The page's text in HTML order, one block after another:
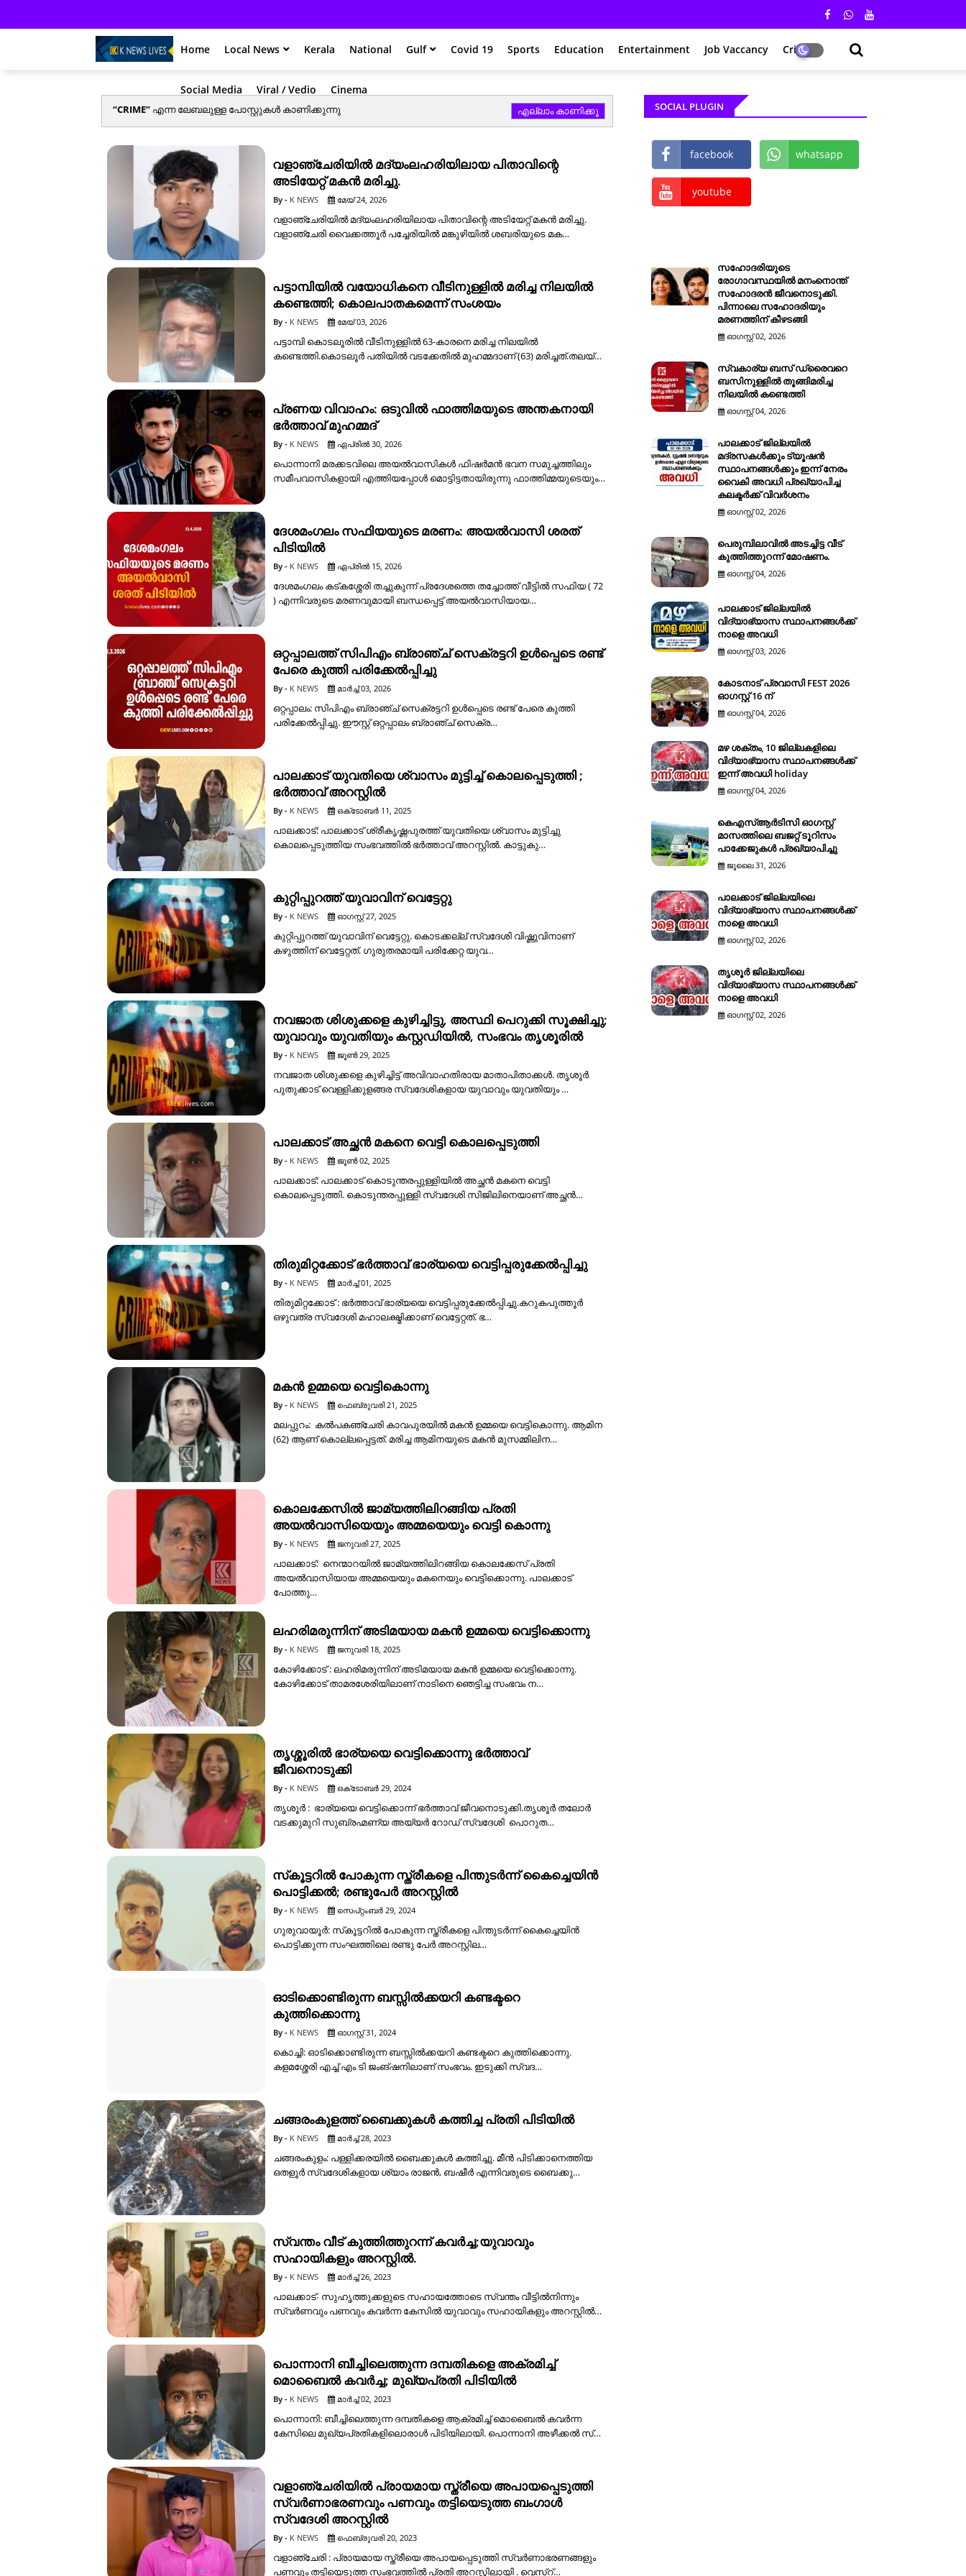
Home Local News Kerala National Gulf Covid 19 Sports Education Entertainment Job Vaccancy Crime
Social Media Viral / Vedio Cinema
CRIME എന്ന ലേബലുള്ള പോസ്റ്റുകൾ കാണിക്കുന്നു എല്ലാം കാണിക്കൂ
വളാഞ്ചേരിയിൽ മദ്യംലഹരിയിലായ പിതാവിന്റെ
അടിയേറ്റ് മകൻ മരിച്ചു.
K NEWS മേയ് 24, 2026
വളാഞ്ചേരിയിൽ മദ്യംലഹരിയിലായ പിതാവിന്റെ അടിയേറ്റ് മകൻ മരിച്ചു.
വളാഞ്ചേരി വൈക്കത്തൂർ പച്ചേരിയിൽ മങ്കുഴിയിൽ ശബരിയുടെ മക…
⁣പട്ടാമ്പിയിൽ വയോധികനെ വീടിനുള്ളിൽ മരിച്ച നിലയിൽ
കണ്ടെത്തി; കൊലപാതകമെന്ന് സംശയം
K NEWS മേയ് 03, 2026
പട്ടാമ്പി കൊടലൂരിൽ വീടിനുള്ളിൽ 63-കാരനെ മരിച്ച നിലയിൽ
കണ്ടെത്തി.കൊടലൂർ പതിയിൽ വടക്കേതിൽ മുഹമ്മദാണ് (63) മരിച്ചത്.തലയ്…
പ്രണയ വിവാഹം: ഒടുവിൽ ഫാത്തിമയുടെ അന്തകനായി
ഭർത്താവ് മുഹമ്മദ്
K NEWS ഏപ്രിൽ 30, 2026
പൊന്നാനി മരക്കടവിലെ അയൽവാസികൾ ഫിഷർമൻ ഭവന സമുച്ചത്തിലും
സമീപവാസികളായി എത്തിയപ്പോൾ മൊട്ടിട്ടതായിരുന്നു ഫാത്തിമ്മയുടെയും…
ദേശമംഗലം സഫിയയുടെ മരണം: അയൽവാസി ശരത്
പിടിയിൽ
K NEWS ഏപ്രിൽ 15, 2026
ദേശമംഗലം കട്കശ്ശേരി തച്ചുകുന്ന് പ്രദേശത്തെ തച്ചോത്ത് വീട്ടിൽ സഫിയ ( 72
) എന്നിവരുടെ മരണവുമായി ബന്ധപ്പെട്ട് അയൽവാസിയായ…
ഒറ്റപ്പാലത്ത് സിപിഎം ബ്രാഞ്ച് സെക്രട്ടറി ഉൾപ്പെടെ രണ്ട്
പേരെ കുത്തി പരിക്കേൽപ്പിച്ചു
K NEWS മാർച്ച് 03, 2026
ഒറ്റപ്പാലം: സിപിഎം ബ്രാഞ്ച് സെക്രട്ടറി ഉൾപ്പെടെ രണ്ട് പേരെ കുത്തി
പരിക്കേൽപ്പിച്ചു. ഈസ്റ്റ് ഒറ്റപ്പാലം ബ്രാഞ്ച് സെക്ര…
പാലക്കാട് യുവതിയെ ശ്വാസം മുട്ടിച്ച് കൊലപ്പെടുത്തി ;
ഭർത്താവ് അറസ്റ്റിൽ
K NEWS ഒക്‌ടോബർ 11, 2025
പാലക്കാട്: പാലക്കാട് ശ്രീകൃഷ്ണപുരത്ത് യുവതിയെ ശ്വാസം മുട്ടിച്ചു
കൊലപ്പെടുത്തിയ സംഭവത്തിൽ ഭർത്താവ് അറസ്റ്റിൽ. കാട്ടുകു…
കുറ്റിപ്പുറത്ത് യുവാവിന് വെട്ടേറ്റു
K NEWS ഓഗസ്റ്റ് 27, 2025
കുറ്റിപ്പുറത്ത് യുവാവിന് വെട്ടേറ്റു. കൊടക്കല്ല് സ്വദേശി വിഷ്ണുവിനാണ്
കഴുത്തിന് വെട്ടേറ്റത്. ഗുരുതരമായി പരിക്കേറ്റ യുവ…
നവജാത ശിശുക്കളെ കുഴിച്ചിട്ടു, അസ്ഥി പെറുക്കി സൂക്ഷിച്ചു;
യുവാവും യുവതിയും കസ്റ്റഡിയിൽ, സംഭവം തൃശൂരിൽ
K NEWS ജൂൺ 29, 2025
നവജാത ശിശുക്കളെ കുഴിച്ചിട്ട് അവിവാഹതിരായ മാതാപിതാക്കൾ. തൃശൂർ
പുതുക്കാട് വെള്ളിക്കുളങ്ങര സ്വദേശികളായ യുവാവും യുവതിയും …
പാലക്കാട് അച്ഛൻ മകനെ വെട്ടി കൊലപ്പെടുത്തി
K NEWS ജൂൺ 02, 2025
പാലക്കാട്: പാലക്കാട് കൊടുന്തരപ്പുള്ളിയിൽ അച്ഛൻ മകനെ വെട്ടി
കൊലപ്പെടുത്തി. കൊടുന്തരപ്പുള്ളി സ്വദേശി സിജിലിനെയാണ് അച്ഛൻ…
തിരുമിറ്റക്കോട് ഭർത്താവ് ഭാര്യയെ വെട്ടിപ്പരുക്കേൽപ്പിച്ചു
K NEWS മാർച്ച് 01, 2025
തിരുമിറ്റക്കോട് : ഭർത്താവ് ഭാര്യയെ വെട്ടിപ്പരുക്കേൽപ്പിച്ചു.കറുകപുത്തൂർ
ഒഴുവത്ര സ്വദേശി മഹാലക്ഷ്മിക്കാണ് വെട്ടേറ്റത്. ഭ…
മകൻ ഉമ്മയെ വെട്ടികൊന്നു
K NEWS ഫെബ്രുവരി 21, 2025
മലപ്പുറം: കൽപകഞ്ചേരി കാവപുരയിൽ മകൻ ഉമ്മയെ വെട്ടികൊന്നു. ആമിന
(62) ആണ് കൊല്ലപ്പെട്ടത്. മരിച്ച ആമിനയുടെ മകൻ മുസമ്മിലിന…
കൊലക്കേസിൽ ജാമ്യത്തിലിറങ്ങിയ പ്രതി
അയൽവാസിയെയും അമ്മയെയും വെട്ടി കൊന്നു
K NEWS ജനുവരി 27, 2025
പാലക്കാട്: നെന്മാറയിൽ ജാമ്യത്തിലിറങ്ങിയ കൊലക്കേസ് പ്രതി
അയൽവാസിയായ അമ്മയെയും മകനെയും വെട്ടിക്കൊന്നു. പാലക്കാട്
പോത്തു…
ലഹരിമരുന്നിന് അടിമയായ മകൻ ഉമ്മയെ വെട്ടിക്കൊന്നു
K NEWS ജനുവരി 18, 2025
കോഴിക്കോട് : ലഹരിമരുന്നിന് അടിമയായ മകൻ ഉമ്മയെ വെട്ടിക്കൊന്നു.
കോഴിക്കോട് താമരശേരിയിലാണ് നാടിനെ ഞെട്ടിച്ച സംഭവം ന…
തൃശ്ശൂരിൽ ഭാര്യയെ വെട്ടിക്കൊന്നു ഭർത്താവ്
ജീവനൊടുക്കി
K NEWS ഒക്‌ടോബർ 29, 2024
തൃശൂർ : ഭാര്യയെ വെട്ടിക്കൊന്ന് ഭര്‍ത്താവ് ജീവനൊടുക്കി.തൃശൂർ തലോർ
വടക്കുമുറി സുബ്രഹ്മണ്യ അയ്യര്‍ റോഡ് സ്വദേശി പൊറുത…
സ്‌കൂട്ടറില്‍ പോകുന്ന സ്ത്രീകളെ പിന്തുടര്‍ന്ന് കൈച്ചെയിന്‍
പൊട്ടിക്കല്‍; രണ്ടുപേര്‍ അറസ്റ്റില്‍
K NEWS സെപ്റ്റംബർ 29, 2024
ഗുരുവായൂര്‍: സ്‌കൂട്ടറില്‍ പോകുന്ന സ്ത്രീകളെ പിന്തുടര്‍ന്ന് കൈച്ചെയിന്‍
പൊട്ടിക്കുന്ന സംഘത്തിലെ രണ്ടു പേര്‍ അറസ്റ്റില…
ഓടിക്കൊണ്ടിരുന്ന ബസ്സിൽക്കയറി കണ്ടക്ടറെ
കുത്തിക്കൊന്നു
K NEWS ഓഗസ്റ്റ് 31, 2024
കൊച്ചി: ഓടിക്കൊണ്ടിരുന്ന ബസ്സിൽക്കയറി കണ്ടക്ടറെ കുത്തിക്കൊന്നു.
കളമശ്ശേരി എച്ച് എം ടി ജംങ്ഷനിലാണ് സംഭവം. ഇടുക്കി സ്വദ…
ചങ്ങരംകുളത്ത് ബൈക്കുകൾ കത്തിച്ച പ്രതി പിടിയിൽ
K NEWS മാർച്ച് 28, 2023
ചങ്ങരംകുളം: പള്ളിക്കരയിൽ ബൈക്കുകൾ കത്തിച്ചു. മീൻ പിടിക്കാനെത്തിയ
ഒതളൂർ സ്വദേശികളായ ശ്യാം രാജൻ, ബഷീർ എന്നിവരുടെ ബൈക്കു…
സ്വന്തം വീട് കുത്തിത്തുറന്ന് കവർച്ച;യുവാവും
സഹായികളും അറസ്റ്റിൽ.
K NEWS മാർച്ച് 26, 2023
പാലക്കാട്∙ സുഹൃത്തുക്കളുടെ സഹായത്തോടെ സ്വന്തം വീട്ടിൽനിന്നും
സ്വർണവും പണവും കവർന്ന കേസിൽ യുവാവും സഹായികളും അറസ്റ്റിൽ…
പൊന്നാനി ബീച്ചിലെത്തുന്ന ദമ്പതികളെ അക്രമിച്ച്
മൊബൈൽ കവർച്ച; മുഖ്യപ്രതി പിടിയിൽ
K NEWS മാർച്ച് 02, 2023
പൊന്നാനി: ബീച്ചിലെത്തുന്ന ദമ്പതികളെ ആക്രമിച്ച് മൊബൈൽ കവർന്ന
കേസിലെ മുഖ്യപ്രതികളിലൊരാൾ പിടിയിലായി. പൊന്നാനി അഴീക്കൽ സ്…
വളാഞ്ചേരിയിൽ പ്രായമായ സ്ത്രീയെ അപായപ്പെടുത്തി
സ്വർണാഭരണവും പണവും തട്ടിയെടുത്ത ബംഗാൾ
സ്വദേശി അറസ്റ്റിൽ
K NEWS ഫെബ്രുവരി 20, 2023
വളാഞ്ചേരി : പ്രായമായ സ്ത്രീയെ അപായപ്പെടുത്തി സ്വർണാഭരണങ്ങളും
പണവും തട്ടിയെടുത്ത സംഭവത്തിൽ പ്രതി അറസ്റ്റിലായി . വെസ്റ്…
SOCIAL PLUGIN
facebook whatsapp
youtube
സഹോദരിയുടെ
രോഗാവസ്ഥയിൽ മനംനൊന്ത്
സഹോദരൻ ജീവനൊടുക്കി.
പിന്നാലെ സഹോദരിയും
മരണത്തിന് കീഴടങ്ങി
ഓഗസ്റ്റ് 02, 2026
സ്വകാര്യ ബസ് ഡ്രൈവറെ
ബസിനുള്ളിൽ തൂങ്ങിമരിച്ച
നിലയിൽ കണ്ടെത്തി
ഓഗസ്റ്റ് 04, 2026
പാലക്കാട് ജില്ലയിൽ
മദ്രസകൾക്കും ട്യൂഷൻ
സ്ഥാപനങ്ങൾക്കും ഇന്ന് നേരം
വൈകി അവധി പ്രഖ്യാപിച്ച
കലക്ടർക്ക് വിവർശനം
ഓഗസ്റ്റ് 02, 2026
പെരുമ്പിലാവിൽ അടച്ചിട്ട വീട്
കുത്തിത്തുറന്ന് മോഷണം.
ഓഗസ്റ്റ് 04, 2026
പാലക്കാട് ജില്ലയിൽ
വിദ്യാഭ്യാസ സ്ഥാപനങ്ങൾക്ക്
നാളെ അവധി
ഓഗസ്റ്റ് 03, 2026
കോടനാട് പ്രവാസി FEST 2026
ഓഗസ്റ്റ് 16 ന്
ഓഗസ്റ്റ് 04, 2026
മഴ ശക്തം, 10 ജില്ലകളിലെ
വിദ്യാഭ്യാസ സ്ഥാപനങ്ങൾക്ക്
ഇന്ന് അവധി holiday
ഓഗസ്റ്റ് 04, 2026
കെഎസ്ആര്‍ടിസി ഓഗസ്റ്റ്
മാസത്തിലെ ബജറ്റ് ടൂറിസം
പാക്കേജുകള്‍ പ്രഖ്യാപിച്ചു
ജൂലൈ 31, 2026
പാലക്കാട് ജില്ലയിലെ
വിദ്യാഭ്യാസ സ്ഥാപനങ്ങൾക്ക്
നാളെ അവധി
ഓഗസ്റ്റ് 02, 2026
തൃശൂർ ജില്ലയിലെ
വിദ്യാഭ്യാസ സ്ഥാപനങ്ങൾക്ക്
നാളെ അവധി
ഓഗസ്റ്റ് 02, 2026